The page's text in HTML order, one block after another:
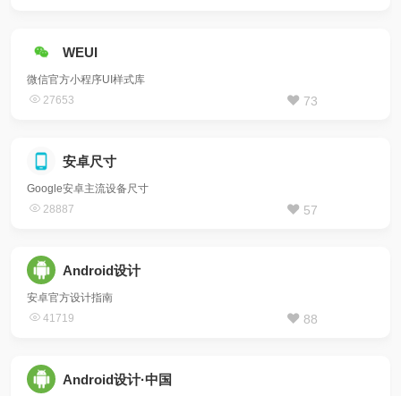
WEUI
微信官方小程序UI样式库
27653
73
安卓尺寸
Google安卓主流设备尺寸
28887
57
Android设计
安卓官方设计指南
41719
88
Android设计·中国